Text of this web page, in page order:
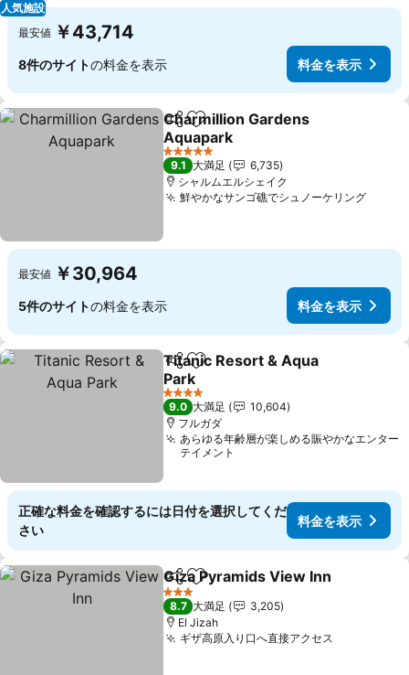
人気施設
最安値 ￥43,714
8件のサイトの料金を表示 料金を表示
シェアお気に入りに追加
Charmillion Gardens
Aquapark
5 ホテルのランク
9.1 大満足
6,735
シャルムエルシェイク
鮮やかなサンゴ礁でシュノーケリング
最安値 ￥30,964
5件のサイトの料金を表示 料金を表示
シェアお気に入りに追加
Titanic Resort & Aqua
Park
4 ホテルのランク
9.0 大満足
10,604
フルガダ
あらゆる年齢層が楽しめる賑やかなエンター
テイメント
正確な料金を確認するには日付を選択してくだ
さい
料金を表示
シェアお気に入りに追加
Giza Pyramids View Inn
3 ホテルのランク
8.7 大満足
3,205
El Jizah
ギザ高原入り口へ直接アクセス